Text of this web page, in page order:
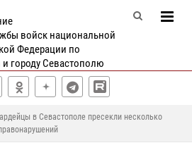
войск национальной
Федерации по
городу Севастополю
в Севастополе пресекли несколько